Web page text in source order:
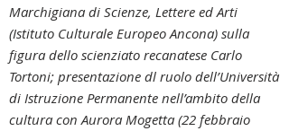
Marchigiana di Scienze, Lettere ed Arti
(Istituto Culturale Europeo Ancona) sulla
figura dello scienziato recanatese Carlo
Tortoni; presentazione dl ruolo dell’Università
di Istruzione Permanente nell’ambito della
cultura con Aurora Mogetta (22 febbraio